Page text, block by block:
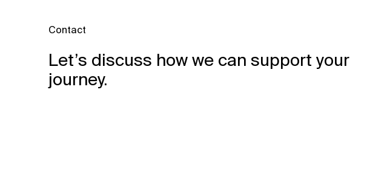
Contact
Let’s discuss how we can support your
journey.